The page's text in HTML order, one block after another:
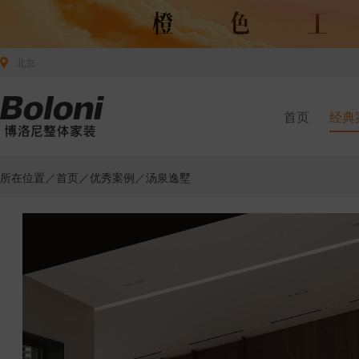
首页 经典
所在位置／首页 ／优秀案例 ／汤泉逸墅